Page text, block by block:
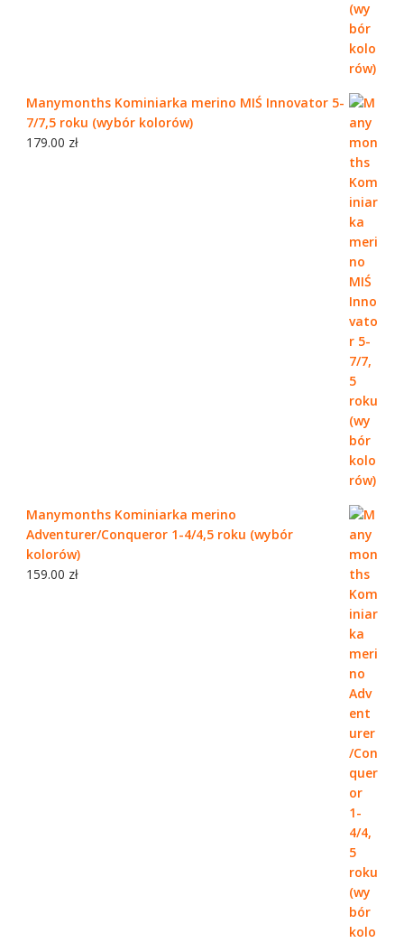
Manymonths Kominiarka merino MIŚ Innovator 5-
7/7,5 roku (wybór kolorów)
179.00 zł
Manymonths Kominiarka merino
Adventurer/Conqueror 1-4/4,5 roku (wybór
kolorów)
159.00 zł